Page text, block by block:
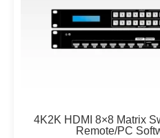
4K2K HDMI 8×8 Matrix
Remote/PC